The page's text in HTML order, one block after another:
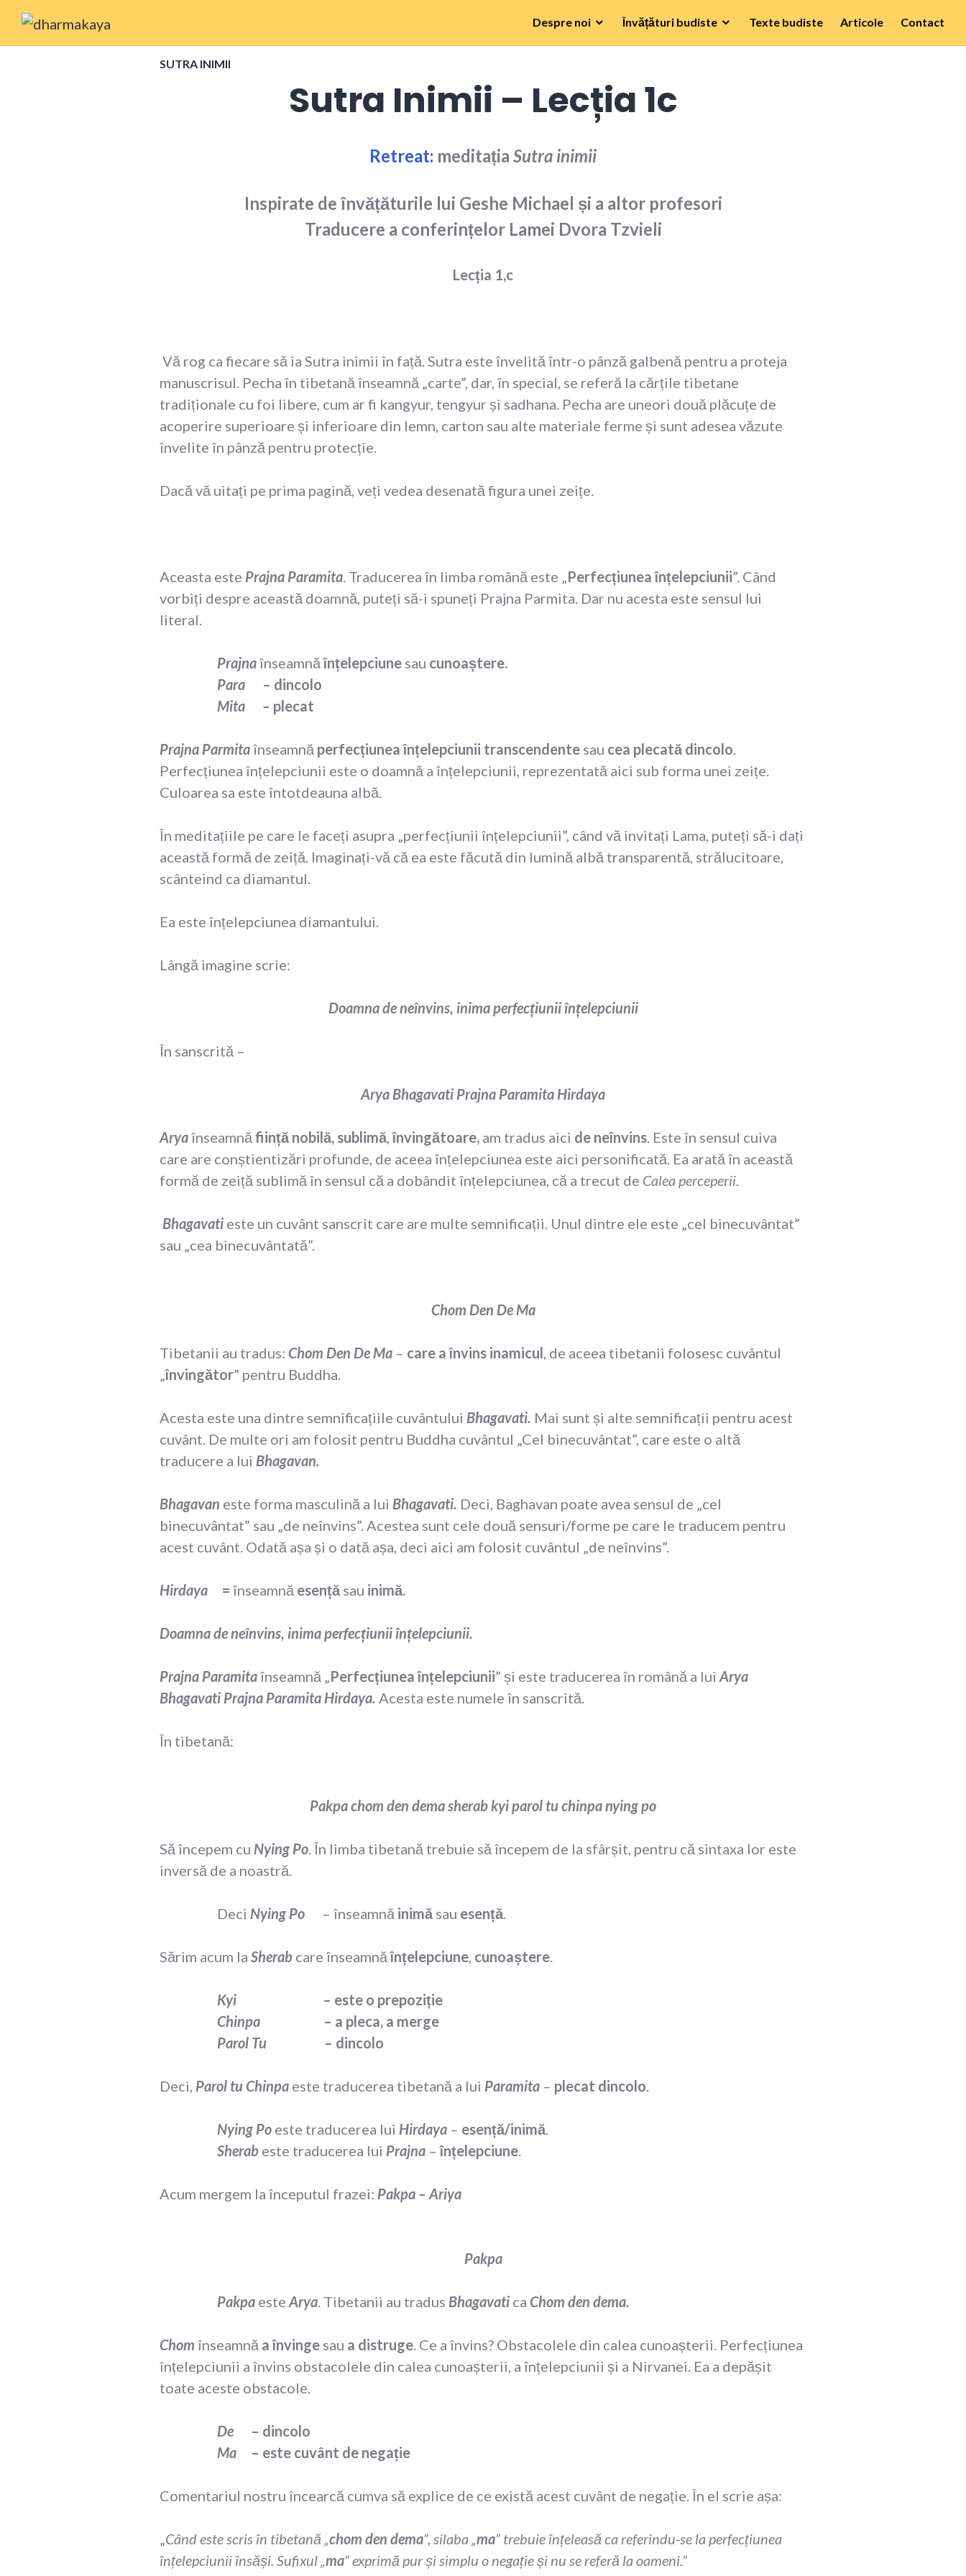
Skip
Dharmakaya
Despre noi Învățături budiste Texte budiste Articole Contact
SUTRA INIMII
Sutra Inimii – Lecția 1c
Retreat: meditația Sutra inimii
Inspirate de învățăturile lui Geshe Michael și a altor profesori
Traducere a conferințelor Lamei Dvora Tzvieli
Lecția 1,c
Vă rog ca fiecare să ia Sutra inimii în față. Sutra este învelită într-o pânză galbenă pentru a proteja
manuscrisul. Pecha în tibetană înseamnă „carte”, dar, în special, se referă la cărțile tibetane
tradiționale cu foi libere, cum ar fi kangyur, tengyur și sadhana. Pecha are uneori două plăcuțe de
acoperire superioare și inferioare din lemn, carton sau alte materiale ferme și sunt adesea văzute
învelite în pânză pentru protecție.
Dacă vă uitați pe prima pagină, veți vedea desenată figura unei zeițe.
Aceasta este Prajna Paramita. Traducerea în limba română este „Perfecțiunea înțelepciunii”. Când
vorbiți despre această doamnă, puteți să-i spuneți Prajna Parmita. Dar nu acesta este sensul lui
literal.
Prajnaînseamnăînțelepciune sau cunoaștere.
Para – dincolo
Mita – plecat
Prajna Parmitaînseamnă perfecțiunea înțelepciunii transcendente sau cea plecată dincolo.
Perfecțiunea înțelepciunii este o doamnă a înțelepciunii, reprezentată aici sub forma unei zeițe.
Culoarea sa este întotdeauna albă.
În meditațiile pe care le faceți asupra „perfecțiunii înțelepciunii”, când vă invitați Lama, puteți să-i dați
această formă de zeiță. Imaginați-vă că ea este făcută din lumină albă transparentă, strălucitoare,
scânteind ca diamantul.
Ea este înțelepciunea diamantului.
Lângă imagine scrie:
Doamna de neînvins, inima perfecțiunii înțelepciunii
În sanscrită –
Arya Bhagavati Prajna Paramita Hirdaya
Aryaînseamnăființă nobilă, sublimă,învingătoare, am tradus aici de neînvins. Este în sensul cuiva
care are conștientizări profunde, de aceea înțelepciunea este aici personificată. Ea arată în această
formă de zeiță sublimă în sensul că a dobândit înțelepciunea, că a trecut de Calea perceperii.
Bhagavati este un cuvânt sanscrit care are multe semnificații. Unul dintre ele este „cel binecuvântat”
sau „cea binecuvântată”.
Chom Den De Ma
Tibetanii au tradus: Chom Den De Ma – care a învins inamicul, de aceea tibetanii folosesc cuvântul
„învingător” pentru Buddha.
Acesta este una dintre semnificațiile cuvântului Bhagavati. Mai sunt și alte semnificații pentru acest
cuvânt. De multe ori am folosit pentru Buddha cuvântul „Cel binecuvântat”, care este o altă
traducere a lui Bhagavan.
Bhagavan este forma masculină a lui Bhagavati. Deci, Baghavan poate avea sensul de „cel
binecuvântat” sau „de neînvins”. Acestea sunt cele două sensuri/forme pe care le traducem pentru
acest cuvânt. Odată așa și o dată așa, deci aici am folosit cuvântul „de neînvins”.
Hirdaya = înseamnă esențăsau inimă.
Doamna de neînvins, inima perfecțiunii înțelepciunii.
Prajna Paramitaînseamnă „Perfecțiunea înțelepciunii” și este traducerea în română a lui Arya
Bhagavati Prajna Paramita Hirdaya. Acesta este numele în sanscrită.
În tibetană:
Pakpa chom den dema sherab kyi parol tu chinpa nying po
Să începem cu Nying Po. În limba tibetană trebuie să începem de la sfârșit, pentru că sintaxa lor este
inversă de a noastră.
Deci Nying Po – înseamnă inimăsau esență.
Sărim acum la Sherab care înseamnăînțelepciune, cunoaștere.
Kyi – este o prepoziție
Chinpa
– a pleca, a merge
Parol Tu
– dincolo
Deci, Parol tu Chinpa este traducerea tibetană a lui Paramita – plecat dincolo.
Nying Po este traducerea lui Hirdaya – esență/inimă.
Sherab este traducerea lui Prajna – înțelepciune.
Acum mergem la începutul frazei: Pakpa – Ariya
Pakpa
Pakpa este Arya. Tibetanii au tradus Bhagavati ca Chom den dema.
Chom înseamnă a învinge sau a distruge. Ce a învins? Obstacolele din calea cunoașterii. Perfecțiunea
înțelepciunii a învins obstacolele din calea cunoașterii, a înțelepciunii și a Nirvanei. Ea a depășit
toate aceste obstacole.
De
– dincolo
Ma
– este cuvânt de negație
Comentariul nostru încearcă cumva să explice de ce există acest cuvânt de negație. În el scrie așa:
„Când este scris în tibetană „chom den dema”, silaba „ma” trebuie înțeleasă ca referindu-se la perfecțiunea
înțelepciunii însăși. Sufixul „ma” exprimă pur și simplu o negație și nu se referă la oameni.”